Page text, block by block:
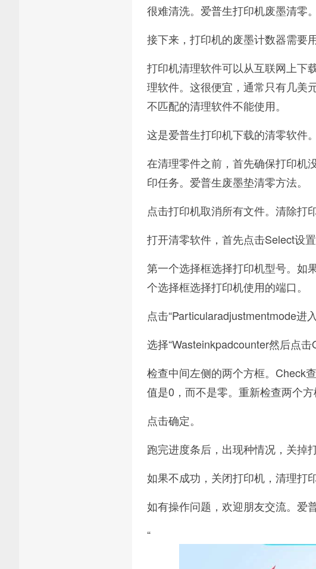
很难清洗。爱普生打印机废墨清零。
接下来，打印机的废墨计数器需要
打印机清理软件可以从互联网上下
理软件。这很便宜，通常只有几美
不匹配的清理软件不能使用。
这是爱普生打印机下载的清零软件
在清理零件之前，首先确保打印机
印任务。爱普生废墨垫清零方法。
点击打印机取消所有文件。清除打
打开清零软件，首先点击Select设
第一个选择框选择打印机型号。如
个选择框选择打印机使用的端口。
点击“Particularadjustmentmode进
选择“Wasteinkpadcounter然后点击
检查中间左侧的两个方框。Check
值是0，而不是零。重新检查两个方
点击确定。
跑完进度条后，出现种情况，关掉
如果不成功，关闭打印机，清理打
如有操作问题，欢迎朋友交流。爱
“